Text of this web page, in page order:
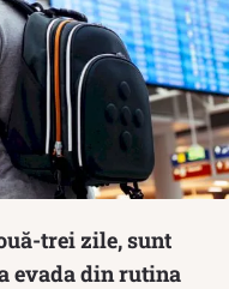
trei zile, sunt
evada din rutina